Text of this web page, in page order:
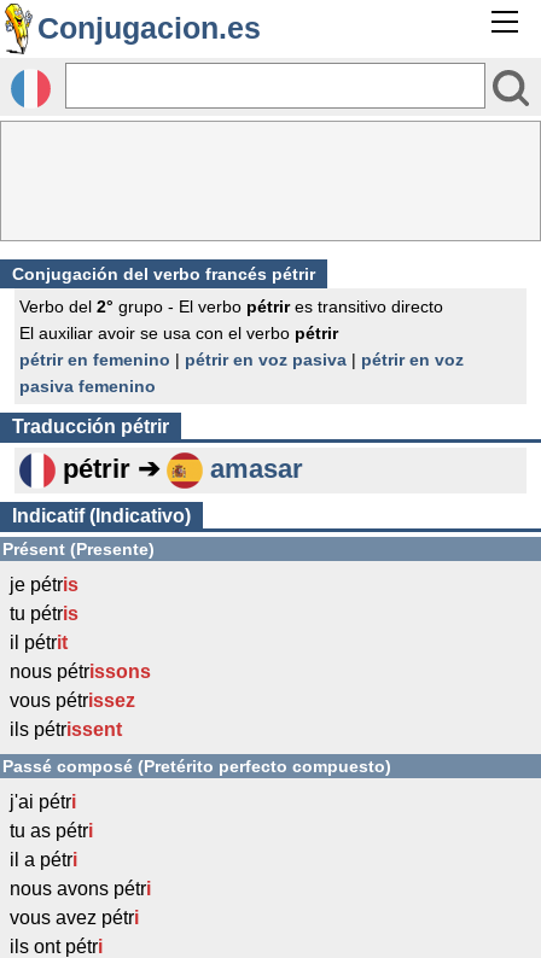
Conjugacion.es
Conjugación del verbo francés pétrir
Verbo del 2° grupo - El verbo pétrires transitivo directo
El auxiliar avoir se usa con el verbo pétrir
pétrir en femenino | pétrir en voz pasiva | pétrir en voz
pasiva femenino
Traducción pétrir
pétrir ➔ amasar
Indicatif (Indicativo)
Présent (Presente)
je pétris
tu pétris
il pétrit
nous pétrissons
vous pétrissez
ils pétrissent
Passé composé (Pretérito perfecto compuesto)
j'ai pétri
tu as pétri
il a pétri
nous avons pétri
vous avez pétri
ils ont pétri